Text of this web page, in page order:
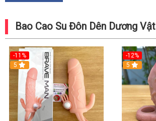
Bao Cao Su Đôn Dên Dương Vật
-11%
5
-12%
5